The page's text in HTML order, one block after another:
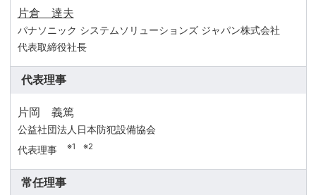
片倉 達夫
パナソニック システムソリューションズ ジャパン株式会社
代表取締役社長
代表理事
片岡 義篤
公益社団法人日本防犯設備協会
代表理事
※1 ※2
常任理事